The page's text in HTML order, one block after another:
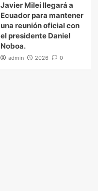
Javier Milei llegará a
Ecuador para mantener
una reunión oficial con
el presidente Daniel
Noboa.
admin 2026 0